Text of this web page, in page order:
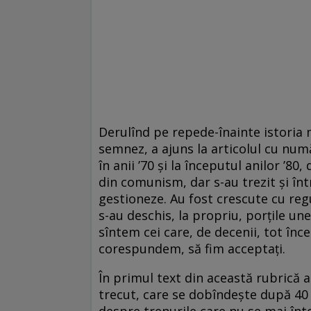
Derulînd pe repede-înainte istoria
semnez, a ajuns la articolul cu
în anii ’70 și la începutul anilor
din comunism, dar s-au trezit și
gestioneze. Au fost crescute cu
s-au deschis, la propriu, porțile
sîntem cei care, de decenii, tot
corespundem, să fim acceptați.
În primul text din această rubrică
trecut, care se dobîndește după